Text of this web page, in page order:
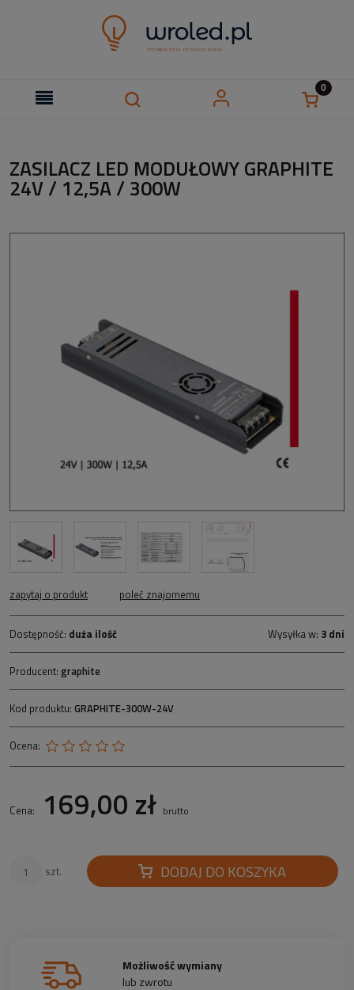
ZASILACZ LED MODUŁOWY GRAPHITE
24V / 12,5A / 300W
zapytaj o produkt poleć znajomemu
Dostępność: duża ilość Wysyłka w: 3 dni
Producent: graphite
Kod produktu: GRAPHITE-300W-24V
Ocena:
Cena: 169,00 zł brutto
szt. DODAJ DO KOSZYKA
Możliwość wymiany
lub zwrotu